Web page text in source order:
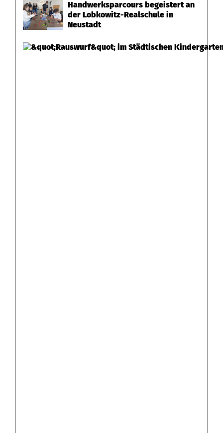
Handwerksparcours begeistert an
der Lobkowitz-Realschule in
Neustadt